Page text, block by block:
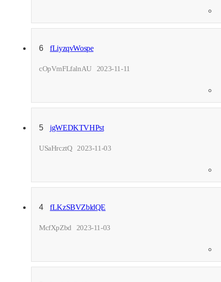
6 fLiyzqvWospe
cOpVmFLfalnAU 2023-11-11
5 jgWEDKTVHPst
USaHrcztQ 2023-11-03
4 fLKzSBVZbldQE
McfXpZbd 2023-11-03